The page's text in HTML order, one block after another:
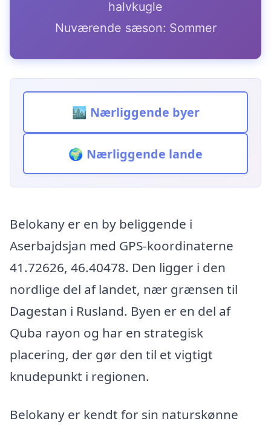
halvkugle
Nuværende sæson: Sommer
🏙️ Nærliggende byer
🌍 Nærliggende lande
Belokany er en by beliggende i
Aserbajdsjan med GPS-koordinaterne
41.72626, 46.40478. Den ligger i den
nordlige del af landet, nær grænsen til
Dagestan i Rusland. Byen er en del af
Quba rayon og har en strategisk
placering, der gør den til et vigtigt
knudepunkt i regionen.
Belokany er kendt for sin naturskønne